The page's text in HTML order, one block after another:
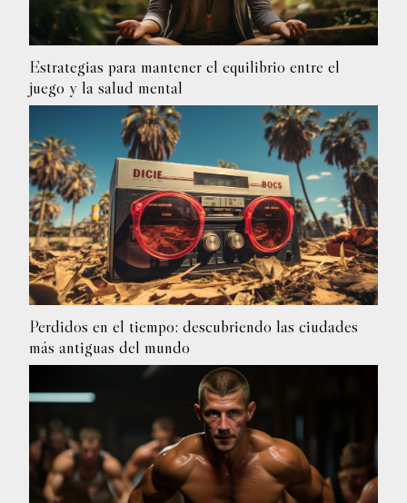
Estrategias para mantener el equilibrio entre el
juego y la salud mental
Perdidos en el tiempo: descubriendo las ciudades
más antiguas del mundo